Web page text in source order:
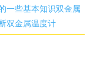
一些基本知识双金属
双金属温度计